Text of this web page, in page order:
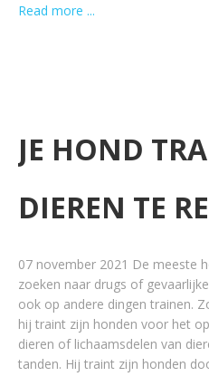
Read more ...
JE HOND
DIEREN TE
07 november 2021 De meeste
zoeken naar drugs of
ook op andere dingen trainen.
hij traint zijn honden voor het
dieren of lichaamsdelen van
tanden. Hij traint zijn honden